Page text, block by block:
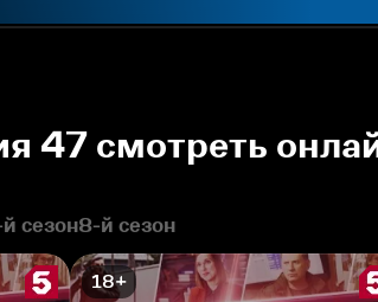
47 смотреть
сезон8-й сезон
18+